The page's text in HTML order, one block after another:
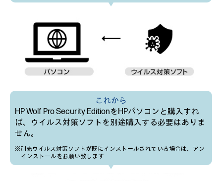
これから
HP Wolf Pro Security EditionをHPパソコンと購入すれ
ば、ウイルス対策ソフトを別途購入する必要はありま
せん。
※別売ウイルス対策ソフトが既にインストールされている場合は、アン
インストールをお願い致します